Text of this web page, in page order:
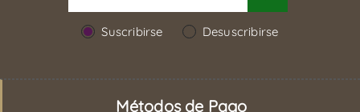
Suscribirse Desuscribirse
Métodos de Pago